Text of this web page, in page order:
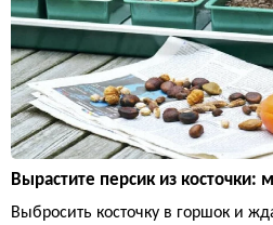
Вырастите персик из косточки:
Выбросить косточку в горшок и